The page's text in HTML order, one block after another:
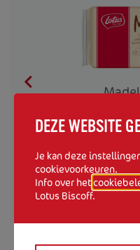
DEZE WEBSITE
Je kan deze
cookievoorkeuren.
Info over het
Lotus Biscoff.